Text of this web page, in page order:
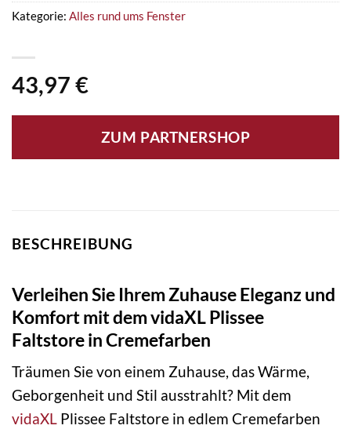
43,97 €
ZUM PARTNERSHOP
Kategorie: Alles rund ums Fenster
BESCHREIBUNG
Verleihen Sie Ihrem Zuhause Eleganz und
Komfort mit dem vidaXL Plissee
Faltstore in Cremefarben
Träumen Sie von einem Zuhause, das Wärme,
Geborgenheit und Stil ausstrahlt? Mit dem
vidaXL Plissee Faltstore in edlem Cremefarben